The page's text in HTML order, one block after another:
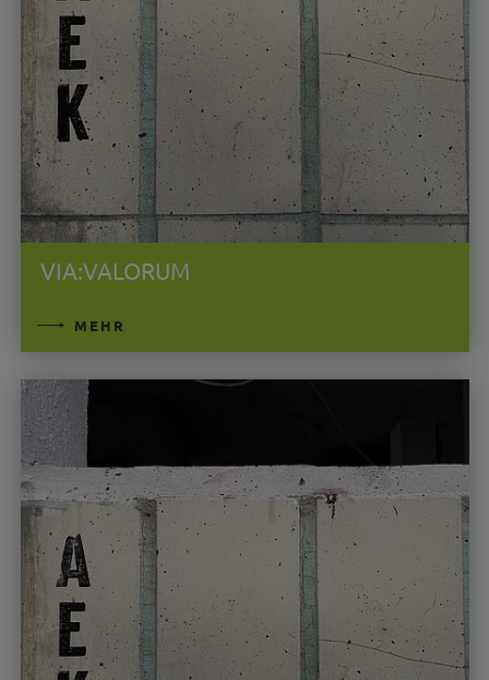
VIA:VALORUM
MEHR